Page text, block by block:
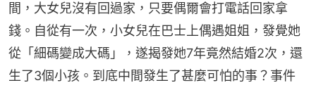
間，大女兒沒有回過家，只要偶爾會打電話回家拿
錢。自從有一次，小女兒在巴士上偶遇姐姐，發覺她
從「細碼變成大碼」，遂揭發她7年竟然結婚2次，還
生了3個小孩。到底中間發生了甚麼可怕的事？事件